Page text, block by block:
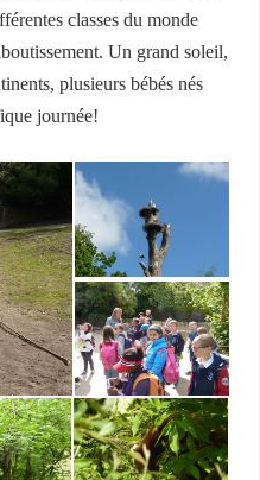
classes du monde
Un grand soleil,
plusieurs bébés nés
journée!